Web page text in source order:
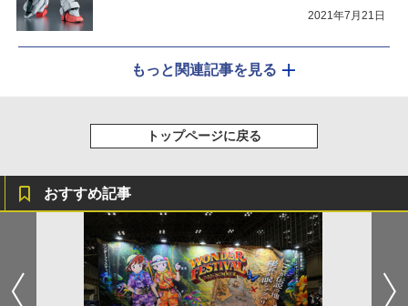
2021年7月21日
もっと関連記事を見る
トップページに戻る
おすすめ記事